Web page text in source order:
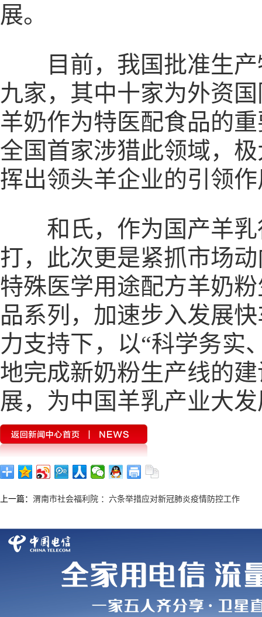
展。
目前，我国批准生产
九家，其中十家为外资
羊奶作为特医配食品的
全国首家涉猎此领域，
挥出领头羊企业的引领
和氏，作为国产羊乳
打，此次更是紧抓市场
特殊医学用途配方羊奶
品系列，加速步入发展
力支持下，以“科学务实
地完成新奶粉生产线的
展，为中国羊乳产业大
上一篇： 渭南市社会福利院 ：六条举措应对新冠肺炎疫情防控工作